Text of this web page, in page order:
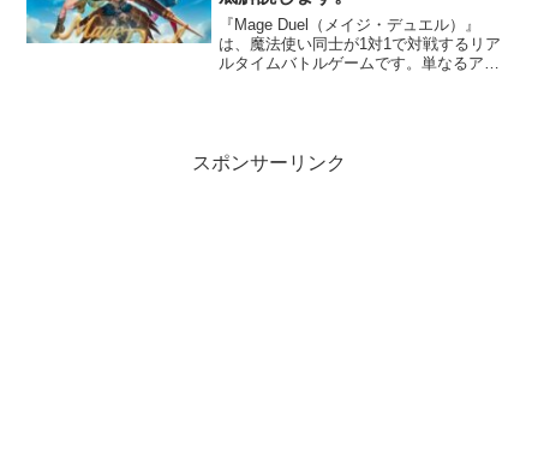
『Mage Duel（メイジ・デュエル）』
は、魔法使い同士が1対1で対戦するリア
ルタイムバトルゲームです。単なるアク
ン対戦も魅力の一つ。美麗なグラフィッ
クと世界観に没入しながら、最強のメイ
スポンサーリンク